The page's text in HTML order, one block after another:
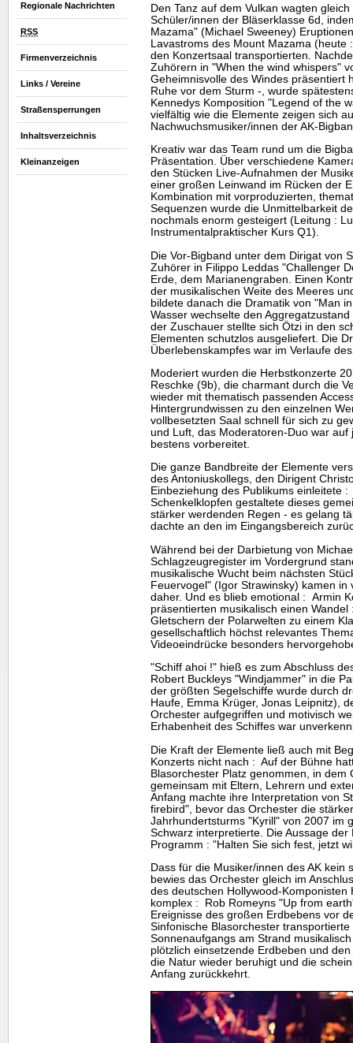
Regionale Nachrichten
RSS
Firmenverzeichnis
Links / Vereine
Straßensperrungen
Inhaltsverzeichnis
Kleinanzeigen
Den Tanz auf dem Vulkan wagten
Schüler/innen der Bläserklasse 6d,
Mazama" (Michael Sweeney)
Lavastroms des Mount Mazama
den Konzertsaal transportierten.
Zuhörern in "When the wind whispers"
Geheimnisvolle des Windes präsentiert
Ruhe vor dem Sturm -, wurde
Kennedys Komposition "Legend of the
vielfältig wie die Elemente zeigen sich
Nachwuchsmusiker/innen der AK-
Kreativ war das Team rund um die
Präsentation. Über verschiedene
den Stücken Live-Aufnahmen der
einer großen Leinwand im Rücken der
Kombination mit vorproduzierten,
Sequenzen wurde die Unmittelbarkeit
nochmals enorm gesteigert (Leitung :
Instrumentalpraktischer Kurs Q1).
Die Vor-Bigband unter dem Dirigat von
Zuhörer in Filippo Leddas "Challenger
Erde, dem Marianengraben. Einen
der musikalischen Weite des Meeres
bildete danach die Dramatik von "Man
Wasser wechselte den
der Zuschauer stellte sich Ötzi in den
Elementen schutzlos ausgeliefert. Die
Überlebenskampfes war im Verlaufe
Moderiert wurden die Herbstkonzerte
Reschke (9b), die charmant durch die
wieder mit thematisch passenden
Hintergrundwissen zu den einzelnen
vollbesetzten Saal schnell für sich zu
und Luft, das Moderatoren-Duo war auf
bestens vorbereitet.
Die ganze Bandbreite der Elemente
des Antoniuskollegs, den Dirigent
Einbeziehung des Publikums einleitete
Schenkelklopfen gestaltete dieses
stärker werdenden Regen - es gelang
dachte an den im Eingangsbereich
Während bei der Darbietung von
Schlagzeugregister im Vordergrund
musikalische Wucht beim nächsten
Feuervogel" (Igor Strawinsky) kamen in
daher. Und es blieb emotional : Armin
präsentierten musikalisch einen
Gletschern der Polarwelten zu einem
gesellschaftlich höchst relevantes
Videoeindrücke besonders
"Schiff ahoi !" hieß es zum Abschluss
Robert Buckleys "Windjammer" in die
der größten Segelschiffe wurde durch
Haufe, Emma Krüger, Jonas Leipnitz),
Orchester aufgegriffen und motivisch
Erhabenheit des Schiffes war
Die Kraft der Elemente ließ auch mit
Konzerts nicht nach : Auf der Bühne
Blasorchester Platz genommen, in dem
gemeinsam mit Eltern, Lehrern und
Anfang machte ihre Interpretation von
firebird", bevor das Orchester die
Jahrhundertsturms "Kyrill" von 2007 im
Schwarz interpretierte. Die Aussage
Programm : "Halten Sie sich fest, jetzt
Dass für die Musiker/innen des AK kein
bewies das Orchester gleich im
des deutschen Hollywood-Komponisten
komplex : Rob Romeyns "Up from
Ereignisse des großen Erdbebens vor
Sinfonische Blasorchester
Sonnenaufgangs am Strand
plötzlich einsetzende Erdbeben und
die Natur wieder beruhigt und die
Anfang zurückkehrt.